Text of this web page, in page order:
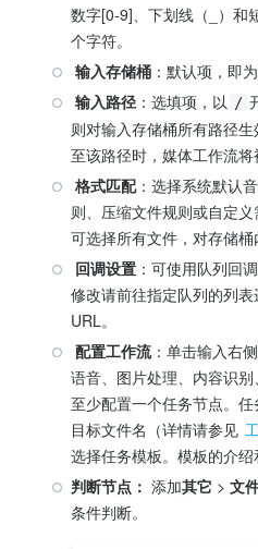
数字[0-9]、下划线（_）和
个字符。
输入存储桶 ：默认项，即
输入路径 ：选填项，以 /
则对输入存储桶所有路径
至该路径时，媒体工作流将
格式匹配：选择系统默认
则、压缩文件规则或自定
可选择所有文件，对存储桶
回调设置 ：可使用队列回
修改请前往指定队列的列
URL。
配置工作流：单击输入右
语音、图片处理、内容识
至少配置一个任务节点。任
目标文件名（详情请参见
选择任务模板。模板的介
判断节点： 添加其它 > 文
条件判断。